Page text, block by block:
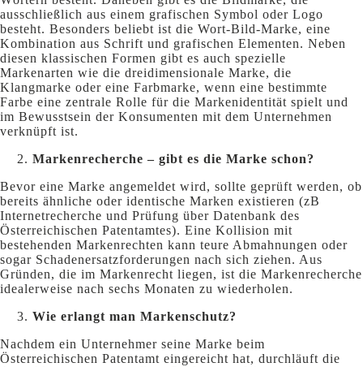
ausschließlich aus einem grafischen Symbol oder Logo
besteht. Besonders beliebt ist die Wort-Bild-Marke, eine
Kombination aus Schrift und grafischen Elementen. Neben
diesen klassischen Formen gibt es auch spezielle
Markenarten wie die dreidimensionale Marke, die
Klangmarke oder eine Farbmarke, wenn eine bestimmte
Farbe eine zentrale Rolle für die Markenidentität spielt und
im Bewusstsein der Konsumenten mit dem Unternehmen
verknüpft ist.
Markenrecherche – gibt es die Marke schon?
Bevor eine Marke angemeldet wird, sollte geprüft werden, ob
bereits ähnliche oder identische Marken existieren (zB
Internetrecherche und Prüfung über Datenbank des
Österreichischen Patentamtes). Eine Kollision mit
bestehenden Markenrechten kann teure Abmahnungen oder
sogar Schadenersatzforderungen nach sich ziehen. Aus
Gründen, die im Markenrecht liegen, ist die Markenrecherche
idealerweise nach sechs Monaten zu wiederholen.
Wie erlangt man Markenschutz?
Nachdem ein Unternehmer seine Marke beim
Österreichischen Patentamt eingereicht hat, durchläuft die